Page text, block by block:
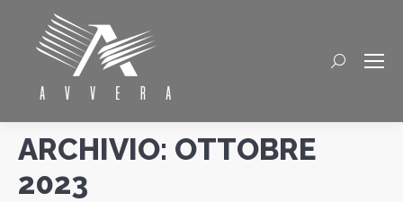
Cerca
ARCHIVIO: OTTOBRE
2023